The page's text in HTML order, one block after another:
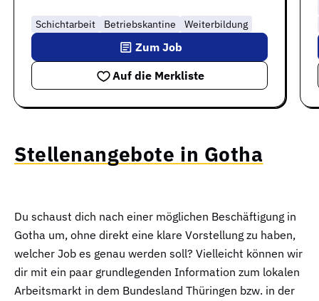
Schichtarbeit Betriebskantine Weiterbildung
Auf die Merkliste
Zum Job
Stellenangebote in Gotha
Du schaust dich nach einer möglichen Beschäftigung in
Gotha um, ohne direkt eine klare Vorstellung zu haben,
welcher Job es genau werden soll? Vielleicht können wir
dir mit ein paar grundlegenden Information zum lokalen
Arbeitsmarkt in dem Bundesland Thüringen bzw. in der